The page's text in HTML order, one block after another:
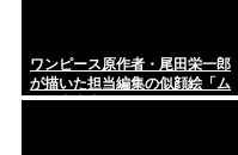
ワンピース原作者・尾田栄一郎
が描いた担当編集の似顔絵「ム
ダに東大卒」